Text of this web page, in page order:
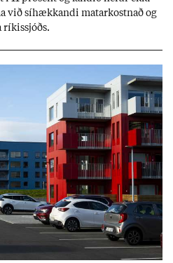
við sí­hækk­andi mat­ar­kostn­að og
rík­is­sjóðs.